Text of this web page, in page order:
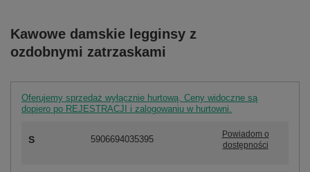
Kawowe damskie legginsy z
ozdobnymi zatrzaskami
Oferujemy sprzedaż wyłącznie hurtową. Ceny widoczne są
dopiero po REJESTRACJI i zalogowaniu w hurtowni.
S 5906694035395
Powiadom o
dostępności